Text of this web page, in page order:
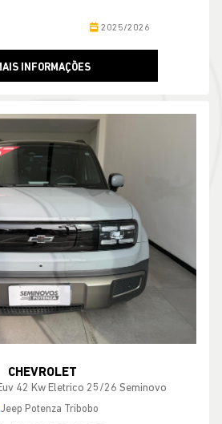
2025/2026
INFORMAÇÕES
CHEVROLET
42 Kw Eletrico 25/26 Seminovo
Jeep Potenza Tribobo